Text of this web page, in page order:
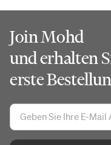
Join Mohd
und erhalten
erste